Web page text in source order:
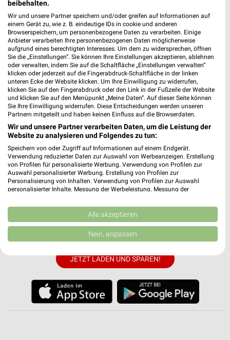
Jetzt alle "Fleisch & Wurst" Themen entdecken!
MEHR PROSPEKTE
weekli - Prospekte & Angebote App
Alle EDEKA Angebote immer griffbereit – mit der kostenlosen
weekli App für iOS & Android.
Folge deinem Lieblingshändler
✔Push-Benachrichtigungen bei neuen Prospekten
Einkaufsliste - Einkauf stressfrei planen
JETZT LADEN UND SPAREN!
beibehalten.
Wir und unsere Partner speichern und/oder greifen auf Informationen auf
einem Gerät zu, wie z. B. eindeutige IDs in cookie und anderen
Browserspeichern, um personenbezogene Daten zu verarbeiten. Einige
Anbieter verarbeiten Ihre personenbezogenen Daten möglicherweise
aufgrund eines berechtigten Interesses. Um dem zu widersprechen, öffnen
Sie die „Einstellungen“. Sie können Ihre Einstellungen akzeptieren, ablehnen
oder verwalten, indem Sie auf die Schaltfläche „Einstellungen verwalten“
klicken oder jederzeit auf die Fingerabdruck-Schaltfläche in der linken
unteren Ecke der Website klicken. Um Ihre Einwilligung zu widerrufen,
klicken Sie auf den Fingerabdruck oder den Link in der Fußzeile der Website
und klicken Sie auf den Menüpunkt „Meine Daten“. Auf dieser Seite können
Sie Ihre Einwilligung widerrufen. Diese Entscheidungen werden unseren
Partnern mitgeteilt und haben keinen Einfluss auf die Browserdaten.
Wir und unsere Partner verarbeiten Daten, um die Leistung der
Website zu analysieren und Folgendes zu tun:
Speichern von oder Zugriff auf Informationen auf einem Endgerät.
Verwendung reduzierter Daten zur Auswahl von Werbeanzeigen. Erstellung
von Profilen für personalisierte Werbung. Verwendung von Profilen zur
Auswahl personalisierter Werbung. Erstellung von Profilen zur
Personalisierung von Inhalten. Verwendung von Profilen zur Auswahl
personalisierter Inhalte. Messung der Werbeleistung. Messung der
Kombinationen von Daten aus verschiedenen Quellen. Entwicklung und
Verbesserung der Angebote. Verwendung reduzierter Daten zur Auswahl
von Inhalten.
Daten können außerhalb der Europäischen Union weitergegeben und in die
USA gesendet werden.
Website/App.
Wir nutzen Ihre Daten für folgende Zwecke:
IAB-Verarbeitungszwecke:
Alle akzeptieren
Nein, anpassen